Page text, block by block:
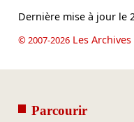
Dernière mise à jour le
© 2007-2026Les Archives
Parcourir